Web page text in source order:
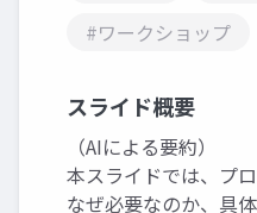
#ワークショップ
スライド概要
（AIによる要約）
本スライドでは、プ
なぜ必要なのか、具